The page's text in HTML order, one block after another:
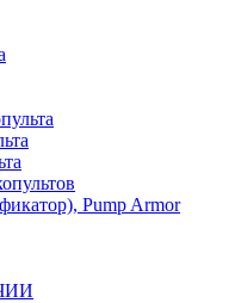
Pump Armor